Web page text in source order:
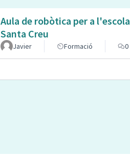
Aula de robòtica per a l'escola
Santa Creu
Javier Formació 0